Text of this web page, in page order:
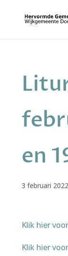
en
3 februari 2022
Klik hier
Klik hier